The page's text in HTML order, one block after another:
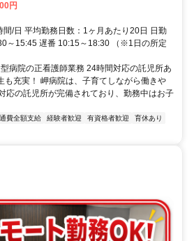
約73分
円
/日 平均勤務日数：1ヶ月あたり20日 日勤
～15:45 遅番 10:15～18:30 （※1日の所定
病院の正看護師業務 24時間対応の託児所あ
充実！ 岬病院は、子育てしながら働きや
応の託児所が完備されており、勤務中はお子
費全額支給 経験者歓迎 有資格者歓迎
育休あり